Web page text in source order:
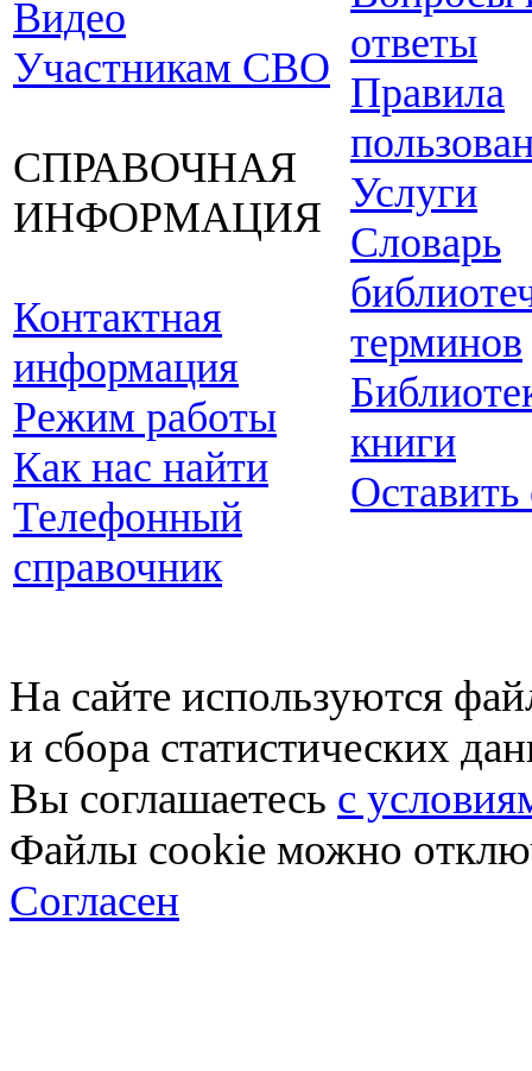
Видео
Участникам СВО
СПРАВОЧНАЯ
ИНФОРМАЦИЯ
Контактная
информация
Режим работы
Как нас найти
Телефонный
справочник
ответы
Правила
Услуги
Словарь
терминов
книги
Оставить
На сайте используются
и сбора статистических
Вы соглашаетесь с
Файлы cookie можно
Согласен